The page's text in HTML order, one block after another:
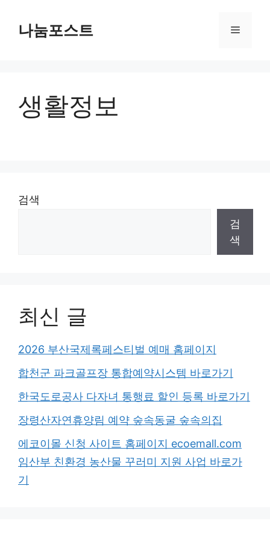
나눔포스트 Menu
생활정보
검색
검
색
최신 글
2026 부산국제록페스티벌 예매 홈페이지
합천군 파크골프장 통합예약시스템 바로가기
한국도로공사 다자녀 통행료 할인 등록 바로가기
장령산자연휴양림 예약 숲속동굴 숲속의집
에코이몰 신청 사이트 홈페이지 ecoemall.com
임산부 친환경 농산물 꾸러미 지원 사업 바로가
기